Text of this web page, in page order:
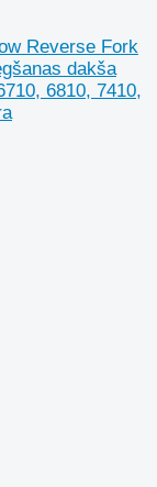
Reverse Fork
dakša
6810, 7410,